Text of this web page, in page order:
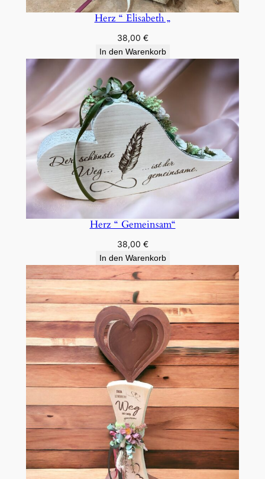
Herz “ Elisabeth „
38,00 €
In den Warenkorb
Herz “ Gemeinsam“
38,00 €
In den Warenkorb